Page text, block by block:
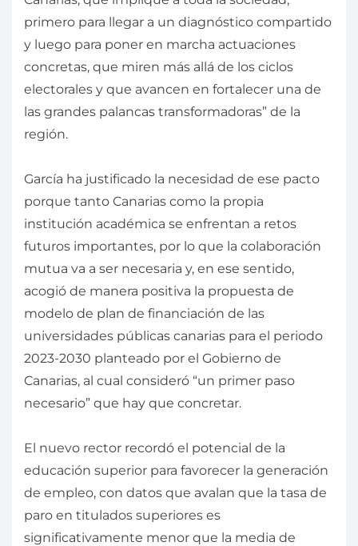
primero para llegar a un diagnóstico compartido
y luego para poner en marcha actuaciones
concretas, que miren más allá de los ciclos
electorales y que avancen en fortalecer una de
las grandes palancas transformadoras” de la
región.
García ha justificado la necesidad de ese pacto
porque tanto Canarias como la propia
institución académica se enfrentan a retos
futuros importantes, por lo que la colaboración
mutua va a ser necesaria y, en ese sentido,
acogió de manera positiva la propuesta de
modelo de plan de financiación de las
universidades públicas canarias para el periodo
2023-2030 planteado por el Gobierno de
Canarias, al cual consideró “un primer paso
necesario” que hay que concretar.
El nuevo rector recordó el potencial de la
educación superior para favorecer la generación
de empleo, con datos que avalan que la tasa de
paro en titulados superiores es
significativamente menor que la media de